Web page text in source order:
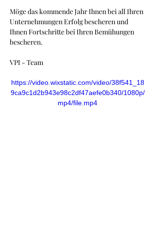
Möge das kommende Jahr Ihnen bei all Ihren
Unternehmungen Erfolg bescheren und
Ihnen Fortschritte bei Ihren Bemühungen
bescheren.
VPI - Team
https://video.wixstatic.com/video/38f541_18
9ca9c1d2b943e98c2df47aefe0b340/1080p/
mp4/file.mp4